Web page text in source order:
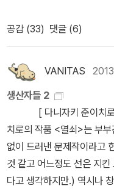
샬럿 브론테 * 샬럿 브론테 《제인 에어》 (펭귄
클래식코리아, 2010)* 샬
1) 여인들, 사회 그리고 성 - 『셜
트』에 나타난 성의 혁명케이트 밀렛 / 조정
과 페미니스트 신화의 창조헬렌 모글
테(Emily Brontë) * 에밀리 브론테 《폭풍의 언덕》 (문
학동네, 2011)* 에밀리 브
* [절판] 수전 구바, 산드라 길버트 《다락방의 미친 여자》
(이후, 2009) 마주 향해 바라보기 - 캐서린 언쇼의 타락산드라 M.
길버트 / 김순식 6. 엘리자베스 개스켈(Elizabeth Gaskell)
장바구니에 넣어둔 상태.
예전에 구했고, 이번에 찾은
는 이런 기사를 봤다. 이시
터뷰에서 ‘평생 가장 좋아
럿 브론테가 최근 도스토옙
가 광기에 주목한 것은 광
성찰케 했지만, 나이 들어
이고 두서없이 긴 문장은
‘제인에어’와 ‘빌레트’에
지고 있다.” [<태생은 일본,
017. 10. 08. 조선일보] 노
이야기를 자주 보게 되고
공감 (33) 댓글 (6)
VANITAS
생산자들 2
[ 다니자키 준이치로 ]
치로의 작품 <열쇠>는 부
없이 드러낸 문제작이라고
것 같고 어느정도 선은 지
다고 생각하지만.) 역시나